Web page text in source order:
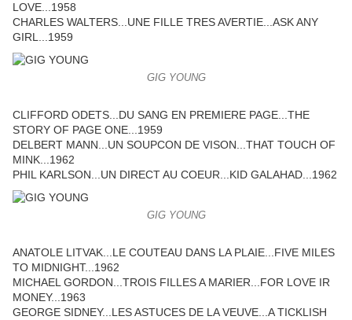
LOVE...1958
CHARLES WALTERS...UNE FILLE TRES AVERTIE...ASK ANY
GIRL...1959
GIG YOUNG
CLIFFORD ODETS...DU SANG EN PREMIERE PAGE...THE
STORY OF PAGE ONE...1959
DELBERT MANN...UN SOUPCON DE VISON...THAT TOUCH OF
MINK...1962
PHIL KARLSON...UN DIRECT AU COEUR...KID GALAHAD...1962
GIG YOUNG
ANATOLE LITVAK...LE COUTEAU DANS LA PLAIE...FIVE MILES
TO MIDNIGHT...1962
MICHAEL GORDON...TROIS FILLES A MARIER...FOR LOVE IR
MONEY...1963
GEORGE SIDNEY...LES ASTUCES DE LA VEUVE...A TICKLISH